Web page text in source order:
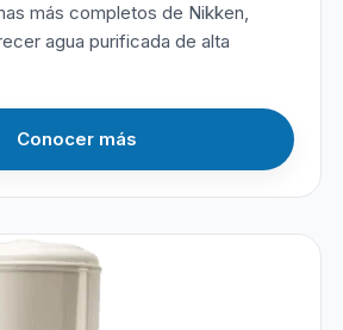
más completos de Nikken,
agua purificada de alta
Conocer más